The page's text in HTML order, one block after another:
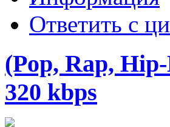
Ответить с
(Pop, Rap,
320 kbps